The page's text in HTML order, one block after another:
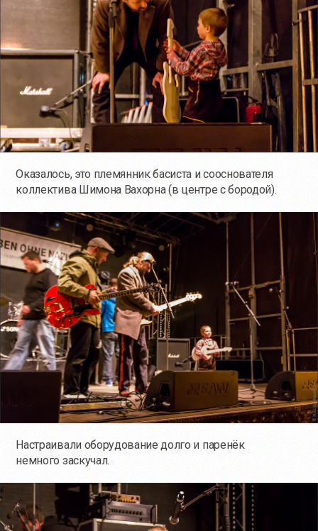
Оказалось, это племянник басиста и сооснователя
коллектива Шимона Вахорна (в центре с бородой).
Настраивали оборудование долго и паренёк
немного заскучал.